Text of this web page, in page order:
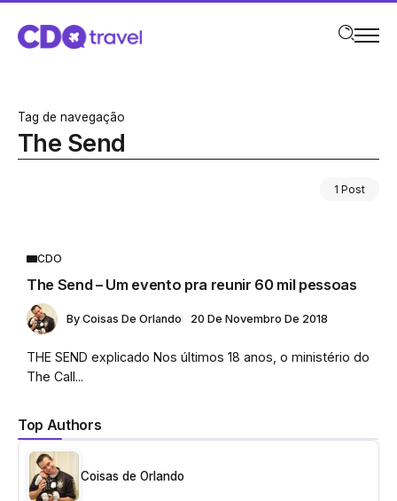
Tag de navegação
The Send
1 Post
Top Authors
Coisas de Orlando
CDO
The Send – Um evento pra reunir 60 mil pessoas
By Coisas De Orlando 20 De Novembro De 2018
THE SEND explicado Nos últimos 18 anos, o ministério do
The Call...